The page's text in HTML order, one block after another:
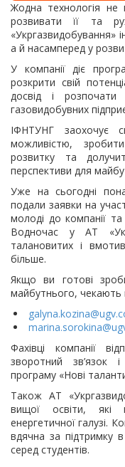
Жодна технологія не
розвивати її та
«Укргазвидобування»
а й насамперед у
У компанії діє
розкрити свій
досвід і
газовидобувних
ІФНТУНГ заохочує
можливістю,
розвитку та
перспективи для
Уже на сьогодні
подали заявки на
молоді до компанії
Водночас у АТ
талановитих і
більше.
Якщо ви готові
майбутнього, чекають
Фахівці компанії
зворотний зв’язок
програму «Нові
Також АТ
вищої освіти, які
енергетичної галузі.
вдячна за підтримку
серед студентів.